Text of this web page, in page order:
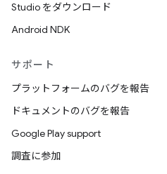
Studio をダウンロード
Android NDK
サポート
プラットフォームのバグを報告
ドキュメントのバグを報告
Google Play support
調査に参加